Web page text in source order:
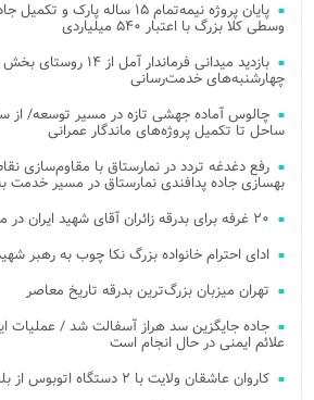
وسطی کلا بزرگ با اعتبار ۵۴۰ میلیاردی
بازدید میدانی فرماندار آمل
چهارشنبه‌های خدمت‌رسانی
ساحل تا تکمیل پروژه‌های ماندگار عمرانی
رفع دغدغه تردد در نمارستاق با مقاوم‌سازی
بهسازی جاده پدافندی نمارستاق در مسیر خدمت
۲۰ غرفه برای بدرقه زائران آقای شهید ایران در مسیر طریق الرضا برپا شد
ادای احترام خانواده بزرگ نکا چوب به رهبر
تهران میزبان بزرگ‌ترین بدرقه تاریخ معاصر
جاده جایگزین سد هراز آسفالت شد / عملیات
علائم ایمنی در حال انجام است
کاروان عاشقان ولایت با ۲ دستگاه اتوبوس از بلده راهی تهران شد